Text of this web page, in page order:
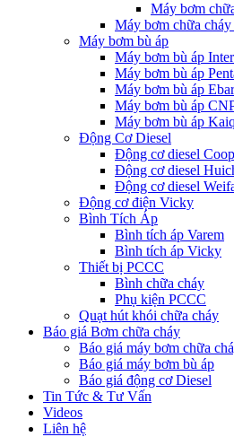
Máy bơm
Máy bơm chữa
Máy bơm bù áp
Máy bơm bù áp Inter
Máy bơm bù áp
Máy bơm bù áp
Máy bơm bù áp
Máy bơm bù áp
Động Cơ Diesel
Động cơ diesel
Động cơ diesel
Động cơ diesel
Động cơ điện Vicky
Bình Tích Áp
Bình tích áp Varem
Bình tích áp Vicky
Thiết bị PCCC
Bình chữa cháy
Phụ kiện PCCC
Quạt hút khói chữa cháy
Báo giá Bơm chữa cháy
Báo giá máy bơm chữa
Báo giá máy bơm bù áp
Báo giá động cơ Diesel
Tin Tức & Tư Vấn
Videos
Liên hệ